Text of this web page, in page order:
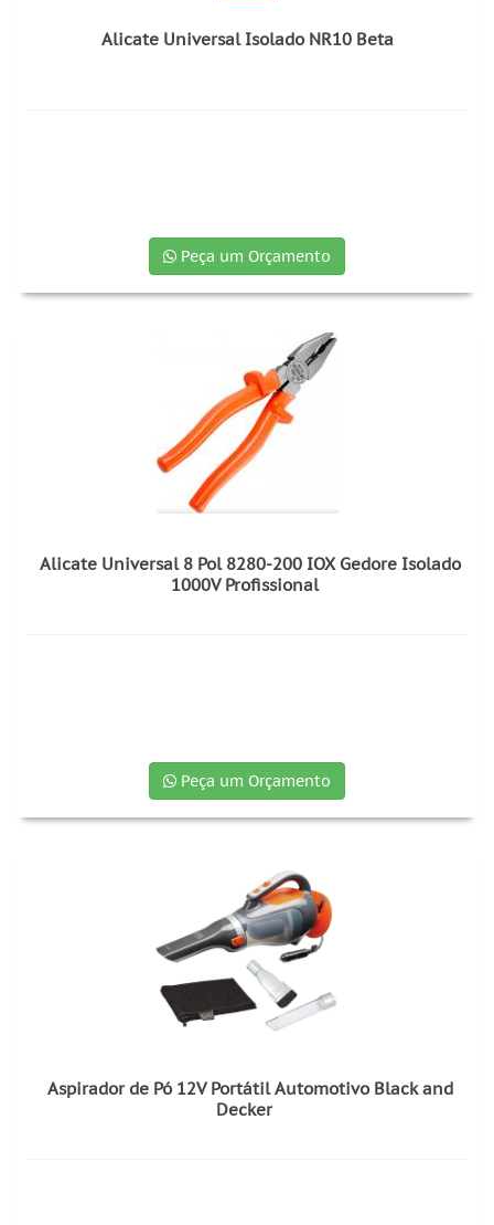
Alicate Universal Isolado NR10 Beta
Peça um Orçamento
Alicate Universal 8 Pol 8280-200 IOX Gedore Isolado
1000V Profissional
Peça um Orçamento
Aspirador de Pó 12V Portátil Automotivo Black and
Decker